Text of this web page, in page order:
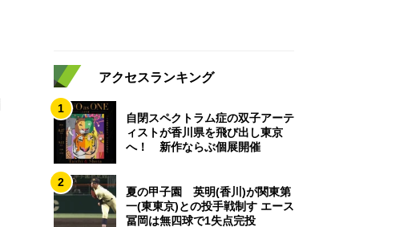
アクセスランキング
1
自閉スペクトラム症の双子アーテ
ィストが香川県を飛び出し東京
へ！ 新作ならぶ個展開催
2
夏の甲子園 英明(香川)が関東第
一(東東京)との投手戦制す エース
冨岡は無四球で1失点完投